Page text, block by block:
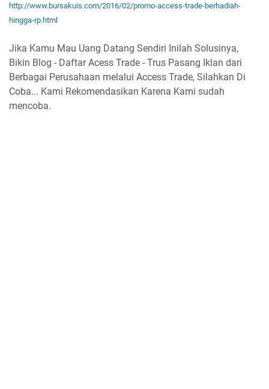
http://www.bursakuis.com/2016/02/promo-access-trade-berhadiah-
hingga-rp.html
Jika Kamu Mau Uang Datang Sendiri Inilah Solusinya,
Bikin Blog - Daftar Acess Trade - Trus Pasang Iklan dari
Berbagai Perusahaan melalui Access Trade, Silahkan Di
Coba... Kami Rekomendasikan Karena Kami sudah
mencoba.